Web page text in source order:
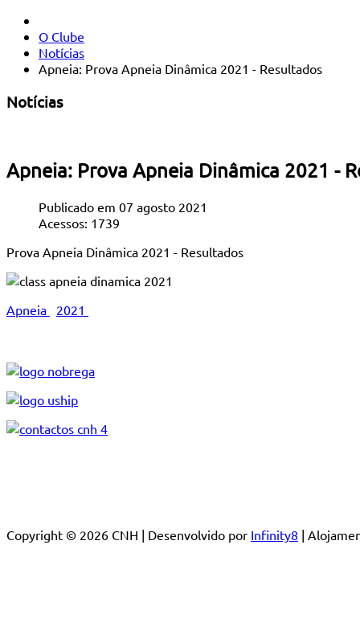
O Clube
Notícias
Apneia: Prova Apneia Dinâmica 2021 - Resultados
Notícias
Apneia: Prova Apneia Dinâmica 2021 -
Publicado em 07 agosto 2021
Acessos: 1739
Prova Apneia Dinâmica 2021 - Resultados
Apneia 2021
Copyright © 2026 CNH | Desenvolvido por Infinity8 |